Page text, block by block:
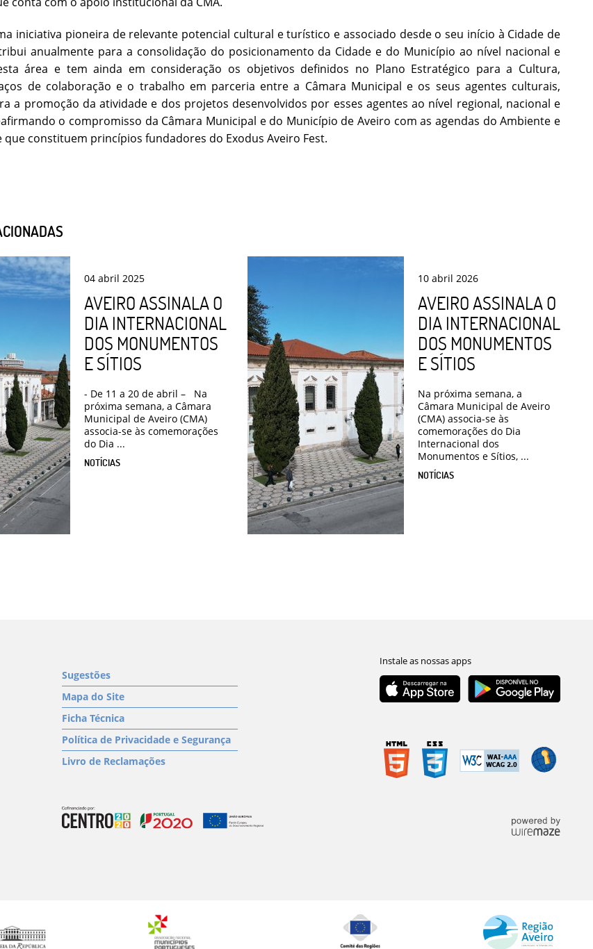
iniciativa pioneira de relevante potencial cultural e turístico e associado desde o seu início à Cidade de
anualmente para a consolidação do posicionamento da Cidade e do Município ao nível nacional e
área e tem ainda em consideração os objetivos definidos no Plano Estratégico para a Cultura,
de colaboração e o trabalho em parceria entre a Câmara Municipal e os seus agentes culturais,
a promoção da atividade e dos projetos desenvolvidos por esses agentes ao nível regional, nacional e
o compromisso da Câmara Municipal e do Município de Aveiro com as agendas do Ambiente e
que constituem princípios fundadores do Exodus Aveiro Fest.
04 abril 2025
AVEIRO ASSINALA O
DIA INTERNACIONAL
DOS MONUMENTOS
E SÍTIOS
- De 11 a 20 de abril – Na
próxima semana, a Câmara
Municipal de Aveiro (CMA)
associa-se às comemorações
do Dia ...
NOTÍCIAS
10 abril 2026
AVEIRO ASSINALA O
DIA INTERNACIONAL
DOS MONUMENTOS
E SÍTIOS
Na próxima semana, a
Câmara Municipal de Aveiro
(CMA) associa-se às
comemorações do Dia
Internacional dos
Monumentos e Sítios, ...
NOTÍCIAS
Sugestões
Mapa do Site
Ficha Técnica
Política de Privacidade e Segurança
Livro de Reclamações